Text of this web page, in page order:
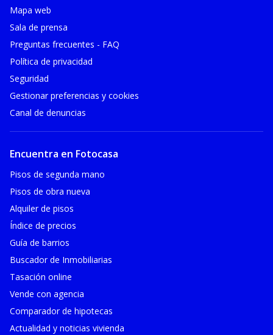
Mapa web
Sala de prensa
Preguntas frecuentes - FAQ
Política de privacidad
Seguridad
Gestionar preferencias y cookies
Canal de denuncias
Encuentra en Fotocasa
Pisos de segunda mano
Pisos de obra nueva
Alquiler de pisos
Índice de precios
Guía de barrios
Buscador de Inmobiliarias
Tasación online
Vende con agencia
Comparador de hipotecas
Actualidad y noticias vivienda